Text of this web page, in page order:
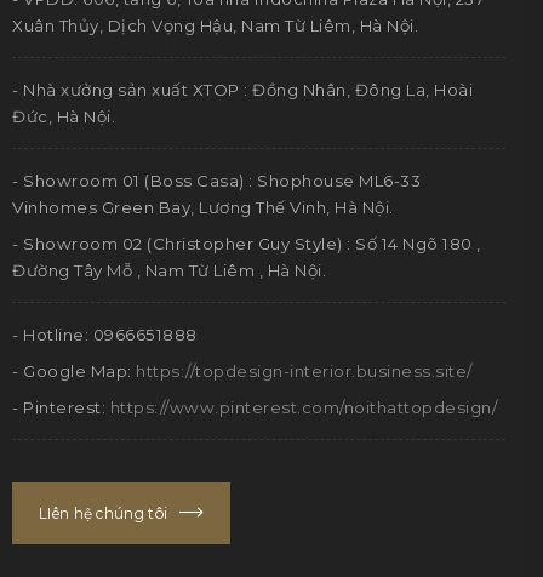
Xuân Thủy, Dịch Vọng Hậu, Nam Từ Liêm, Hà Nội.
- Nhà xưởng sản xuất XTOP : Đồng Nhân, Đông La, Hoài
Đức, Hà Nội.
- Showroom 01 (Boss Casa) : Shophouse ML6-33
Vinhomes Green Bay, Lương Thế Vinh, Hà Nội.
- Showroom 02 (Christopher Guy Style) : Số 14 Ngõ 180 ,
Đường Tây Mỗ , Nam Từ Liêm , Hà Nội.
- Hotline: 0966651888
- Google Map: https://topdesign-interior.business.site/
- Pinterest: https://www.pinterest.com/noithattopdesign/
LIên hệ chúng tôi